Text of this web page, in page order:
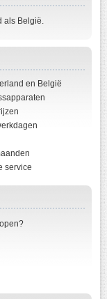
als België.
en België
service